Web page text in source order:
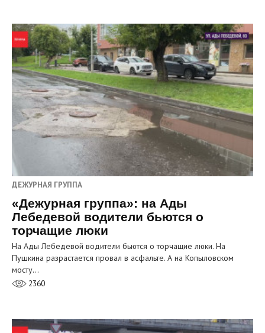
ДЕЖУРНАЯ ГРУППА
«Дежурная группа»: на Ады
Лебедевой водители бьются о
торчащие люки
На Ады Лебедевой водители бьются о торчащие люки. На
Пушкина разрастается провал в асфальте. А на Копыловском
мосту…
2360